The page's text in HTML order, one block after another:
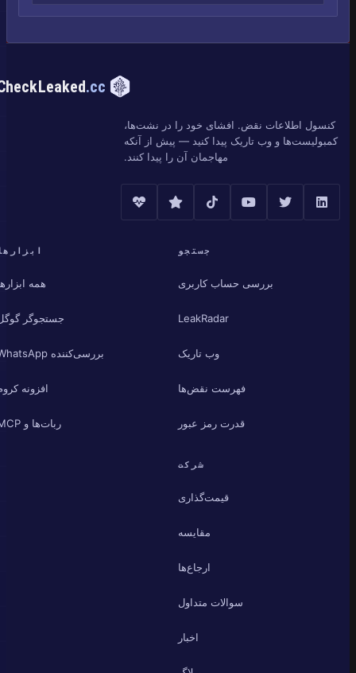
CheckLeaked.cc
کنسول اطلاعات نقض. افشای خود را در نشت‌ها،
کمبولیست‌ها و وب تاریک پیدا کنید — پیش از آنکه
مهاجمان آن را پیدا کنند.
جستجو
بررسی حساب کاربری
LeakRadar
وب تاریک
فهرست نقض‌ها
قدرت رمز عبور
ابزارها
همه ابزارها
جستجوگر گوگل
بررسی‌کننده WhatsApp
افزونه کروم
ربات‌ها و MCP
شرکت
قیمت‌گذاری
مقایسه
ارجاع‌ها
سوالات متداول
اخبار